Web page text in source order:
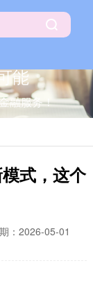
能
融服务！
式，这个
：2026-05-01